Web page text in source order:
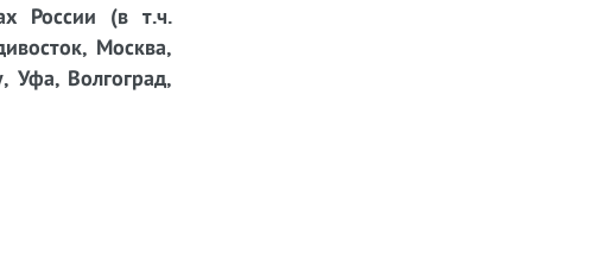
России (в т.ч.
Москва,
Уфа, Волгоград,